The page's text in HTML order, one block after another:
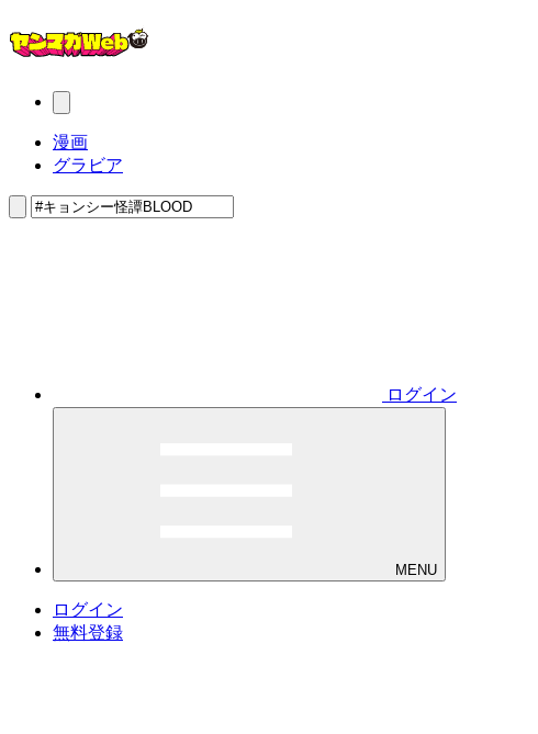
漫画
グラビア
ログイン
MENU
ログイン
無料登録